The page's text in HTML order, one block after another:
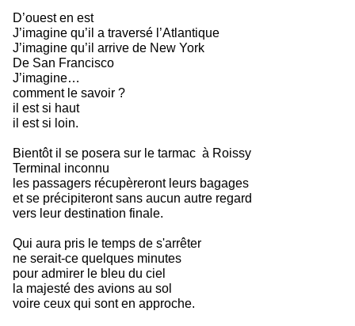
D’ouest en est
J’imagine qu’il a traversé l’Atlantique
J’imagine qu’il arrive de New York
De San Francisco
J’imagine…
comment le savoir ?
il est si haut
il est si loin.
Bientôt il se posera sur le tarmac  à Roissy
Terminal inconnu
les passagers récupèreront leurs bagages
et se précipiteront sans aucun autre regard
vers leur destination finale.
Qui aura pris le temps de s'arrêter
ne serait-ce quelques minutes
pour admirer le bleu du ciel
la majesté des avions au sol
voire ceux qui sont en approche.